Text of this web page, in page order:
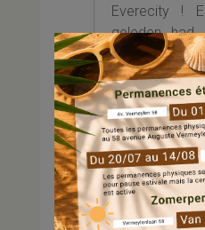
Everecity !
geleden had
kans om
met twee
in Brussel.
deze
banden te
praktijken uit te